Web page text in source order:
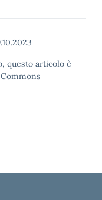
questo articolo è